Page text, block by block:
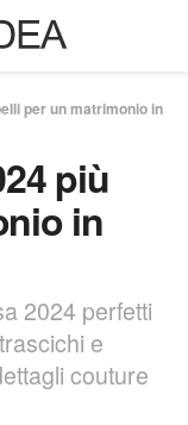
per un matrimonio in
più
in
2024 perfetti
e
couture